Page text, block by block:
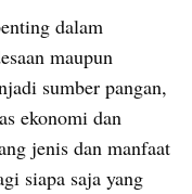
dalam
maupun
sumber pangan,
ekonomi dan
jenis dan manfaat
siapa saja yang